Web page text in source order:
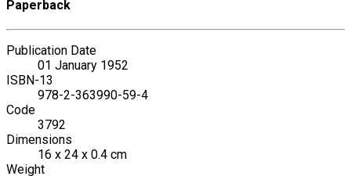
Paperback
Publication Date
01 January 1952
ISBN-13
978-2-363990-59-4
Code
3792
Dimensions
16 x 24 x 0.4 cm
Weight